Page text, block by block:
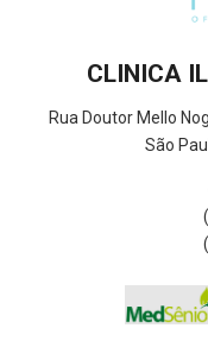
CLINICA
Rua Doutor Mello
São